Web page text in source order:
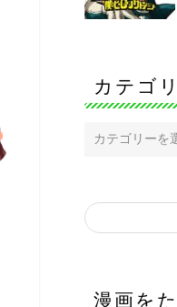
カテゴ
漫画を